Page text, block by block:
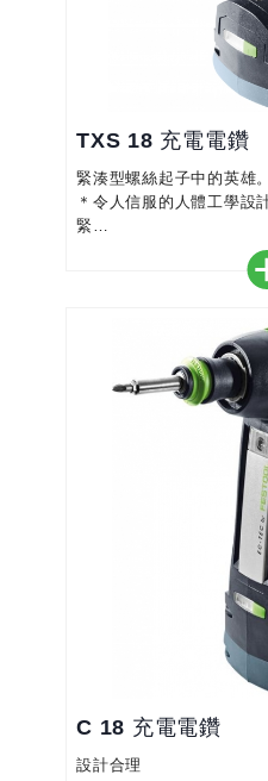
TXS 18 充電電鑽
緊湊型螺絲起子中的英雄
＊令人信服的人體工學設
緊
＊小巧便捷的設計，即使
孔、擰緊、角度鑽孔和角
＊適用於各種應用的眾多
的所有配件均與 CXS 18
＊深度限位器和偏心附件
C 18 充電電鑽
設計合理